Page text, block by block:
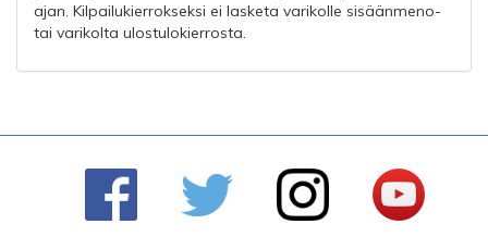
ajan. Kilpailukierrokseksi ei lasketa varikolle sisäänmeno-
tai varikolta ulostulokierrosta.